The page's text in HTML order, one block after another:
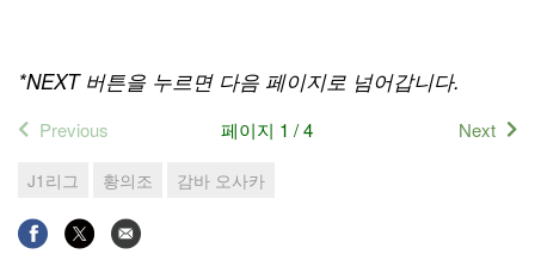
*NEXT 버튼을 누르면 다음 페이지로 넘어갑니다.
Previous 페이지 1 / 4 Next
J1리그 황의조 감바 오사카